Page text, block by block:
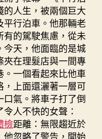
人生，被兩個巨大
行泊車。他那輛老
的駕駛焦慮，從未
天，他面臨的是城
夾在理髮店與一間專
。一個看起來比他車
上面還灑著一層可
氣。將車子打了倒
人不快的女聲：
檢距離：無限趨近於
他忽略了警告，開始